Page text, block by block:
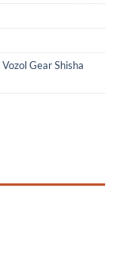
Vozol Gear Shisha